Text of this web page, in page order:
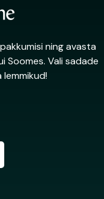
ning avasta
Soomes. Vali sadade